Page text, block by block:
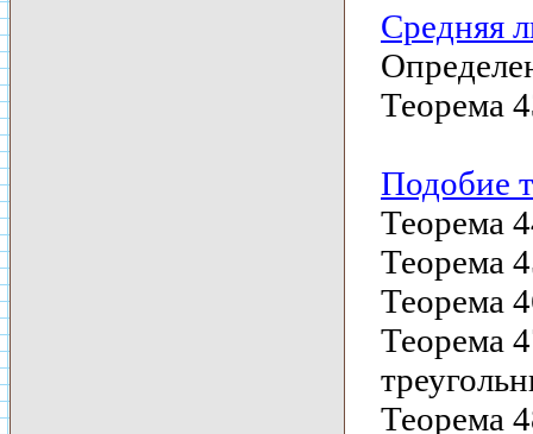
Средняя
Теорема
Подобие
Теорема
Теорема
Теорема
Теорема
Теорема